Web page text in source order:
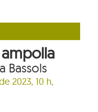
Bassols
2023, 10 h,